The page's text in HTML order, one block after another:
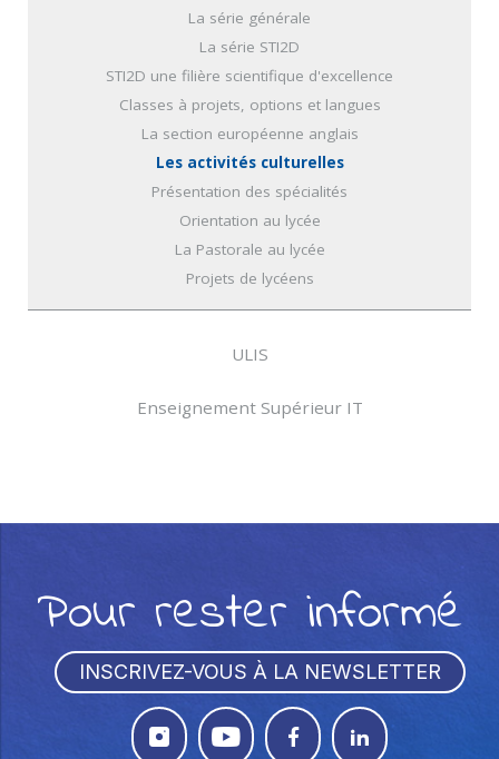
La série générale
La série STI2D
STI2D une filière scientifique d'excellence
Classes à projets, options et langues
La section européenne anglais
Les activités culturelles
Présentation des spécialités
Orientation au lycée
La Pastorale au lycée
Projets de lycéens
ULIS
Enseignement Supérieur IT
Pour rester informé
INSCRIVEZ-VOUS À LA NEWSLETTER
   